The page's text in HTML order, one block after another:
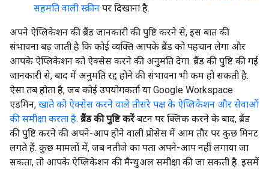
सहमति वाली स्क्रीन पर दिखाना है.
अपने ऐप्लिकेशन की ब्रैंड जानकारी की पुष्टि करने से, इस बात की
संभावना बढ़ जाती है कि कोई व्यक्ति आपके ब्रैंड को पहचान लेगा और
आपके ऐप्लिकेशन को ऐक्सेस करने की अनुमति देगा. ब्रैंड की पुष्टि की गई
जानकारी से, बाद में अनुमति रद्द होने की संभावना भी कम हो सकती है.
ऐसा तब होता है, जब कोई उपयोगकर्ता या Google Workspace
एडमिन, खाते को ऐक्सेस करने वाले तीसरे पक्ष के ऐप्लिकेशन और सेवाओं
की समीक्षा करता है. ब्रैंड की पुष्टि करेंबटन पर क्लिक करने के बाद, ब्रैंड
की पुष्टि करने की अपने-आप होने वाली प्रोसेस में आम तौर पर कुछ मिनट
लगते हैं. कुछ मामलों में, जब नतीजे का पता अपने-आप नहीं लगाया जा
सकता, तो आपके ऐप्लिकेशन की मैन्युअल समीक्षा की जा सकती है. इसमें